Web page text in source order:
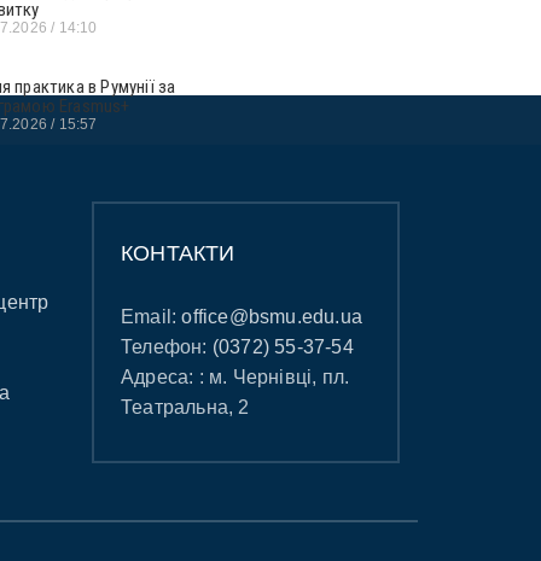
14:10
практика в Румунії за
Erasmus+
15:57
КОНТАКТИ
Email:office@bsmu.edu.ua
Телефон: (0372) 55-37-54
Адреса: : м. Чернівці, пл.
Театральна, 2